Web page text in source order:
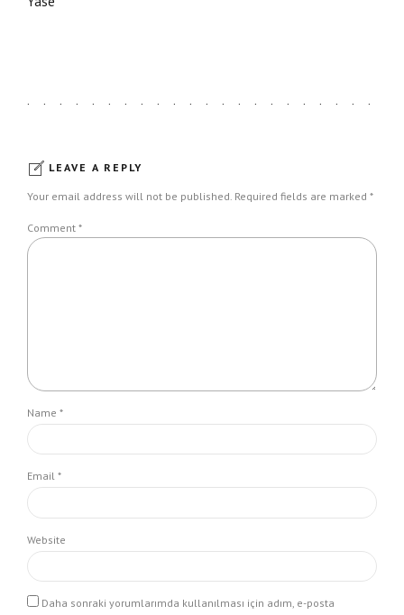
LEAVE A REPLY
Your email address will not be published. Required fields are marked *
Comment *
Name *
Email *
Website
Daha sonraki yorumlarımda kullanılması için adım, e-posta